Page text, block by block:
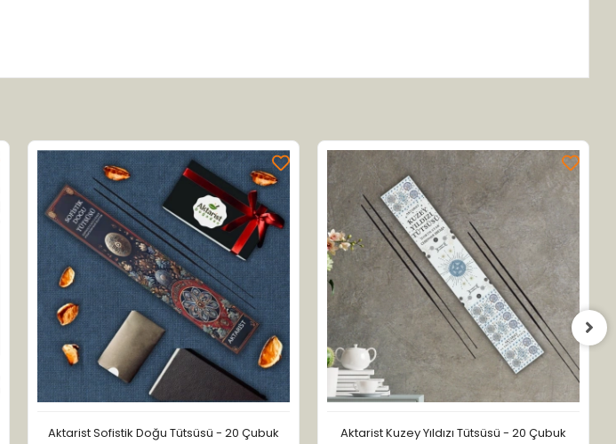
Aktarist Sofistik Doğu Tütsüsü - 20 Çubuk
Aktarist Kuzey Yıldızı Tütsüsü - 20 Çubuk